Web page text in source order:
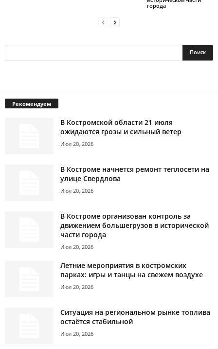
города
Рекомендуем
В Костромской области 21 июля
ожидаются грозы и сильный ветер
Июл 20, 2026
В Костроме начнется ремонт теплосети на
улице Свердлова
Июл 20, 2026
В Костроме организован контроль за
движением большегрузов в исторической
части города
Июл 20, 2026
Летние мероприятия в костромских
парках: игры и танцы на свежем воздухе
Июл 20, 2026
Ситуация на региональном рынке топлива
остаётся стабильной
Июл 20, 2026